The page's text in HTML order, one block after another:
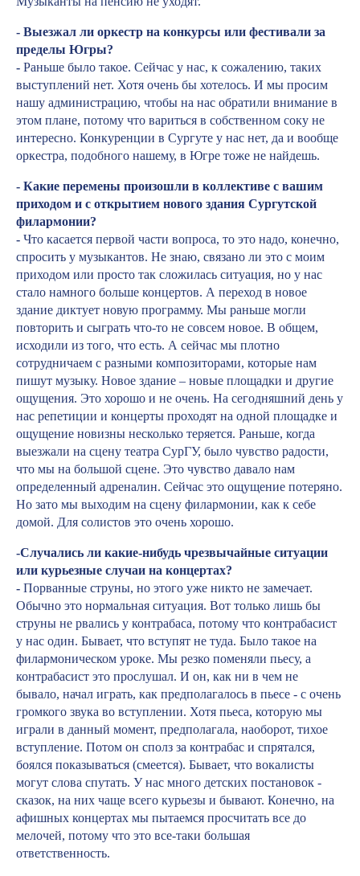
- Выезжал ли оркестр на конкурсы или фестивали за
пределы Югры?
- Раньше было такое. Сейчас у нас, к сожалению, таких
выступлений нет. Хотя очень бы хотелось. И мы просим
нашу администрацию, чтобы на нас обратили внимание в
этом плане, потому что вариться в собственном соку не
интересно. Конкуренции в Сургуте у нас нет, да и вообще
оркестра, подобного нашему, в Югре тоже не найдешь.
- Какие перемены произошли в коллективе с вашим
приходом и с открытием нового здания Сургутской
филармонии?
- Что касается первой части вопроса, то это надо, конечно,
спросить у музыкантов. Не знаю, связано ли это с моим
приходом или просто так сложилась ситуация, но у нас
стало намного больше концертов. А переход в новое
здание диктует новую программу. Мы раньше могли
повторить и сыграть что-то не совсем новое. В общем,
исходили из того, что есть. А сейчас мы плотно
сотрудничаем с разными композиторами, которые нам
пишут музыку. Новое здание – новые площадки и другие
ощущения. Это хорошо и не очень. На сегодняшний день у
нас репетиции и концерты проходят на одной площадке и
ощущение новизны несколько теряется. Раньше, когда
выезжали на сцену театра СурГУ, было чувство радости,
что мы на большой сцене. Это чувство давало нам
определенный адреналин. Сейчас это ощущение потеряно.
Но зато мы выходим на сцену филармонии, как к себе
домой. Для солистов это очень хорошо.
-Случались ли какие-нибудь чрезвычайные ситуации
или курьезные случаи на концертах?
- Порванные струны, но этого уже никто не замечает.
Обычно это нормальная ситуация. Вот только лишь бы
струны не рвались у контрабаса, потому что контрабасист
у нас один. Бывает, что вступят не туда. Было такое на
филармоническом уроке. Мы резко поменяли пьесу, а
контрабасист это прослушал. И он, как ни в чем не
бывало, начал играть, как предполагалось в пьесе - с очень
громкого звука во вступлении. Хотя пьеса, которую мы
играли в данный момент, предполагала, наоборот, тихое
вступление. Потом он сполз за контрабас и спрятался,
боялся показываться (смеется). Бывает, что вокалисты
могут слова спутать. У нас много детских постановок -
сказок, на них чаще всего курьезы и бывают. Конечно, на
афишных концертах мы пытаемся просчитать все до
мелочей, потому что это все-таки большая
ответственность.